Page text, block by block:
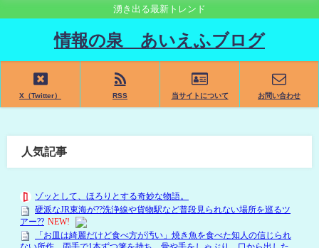
湧き出る最新トレンド
情報の泉 あいえふブログ
X（Twitter） RSS 当サイトについて お問い合わせ
人気記事